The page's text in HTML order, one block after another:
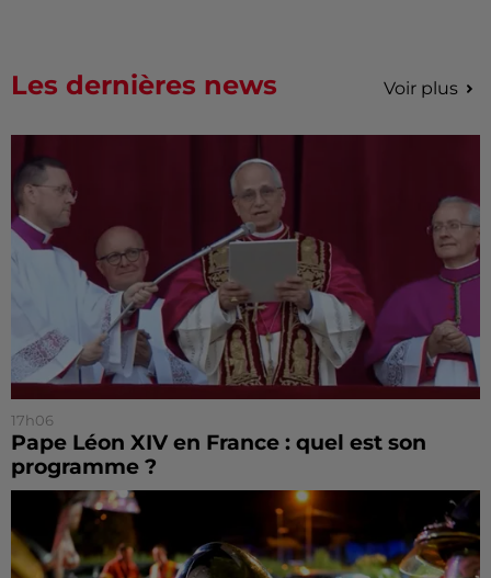
Les dernières news Voir plus
17h06
Pape Léon XIV en France : quel est son
programme ?